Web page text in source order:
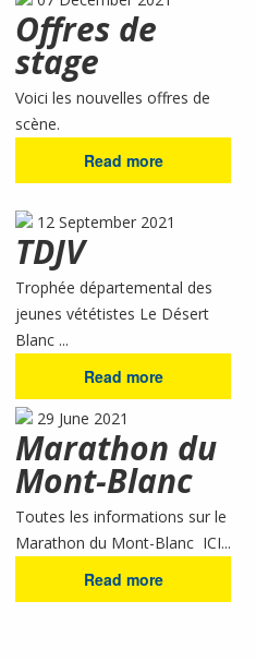
Offres de
stage
Voici les nouvelles offres de
scène.
Read more
12 September 2021
TDJV
Trophée départemental des
jeunes vététistes Le Désert
Blanc ...
Read more
29 June 2021
Marathon du
Mont-Blanc
Toutes les informations sur le
Marathon du Mont-Blanc ICI...
Read more